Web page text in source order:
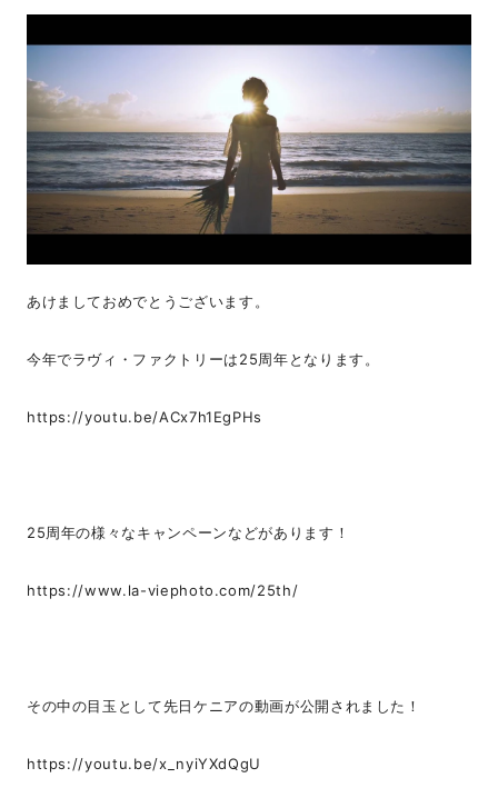
あけましておめでとうございます。
今年でラヴィ・ファクトリーは25周年となります。
https://youtu.be/ACx7h1EgPHs
25周年の様々なキャンペーンなどがあります！
https://www.la-viephoto.com/25th/
その中の目玉として先日ケニアの動画が公開されました！
https://youtu.be/x_nyiYXdQgU